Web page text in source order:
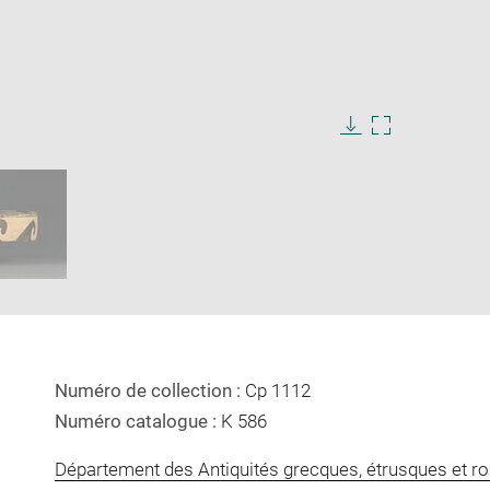
Numéro de collection : Cp 1112
Numéro catalogue : K 586
Département des Antiquités grecques, étrusques et